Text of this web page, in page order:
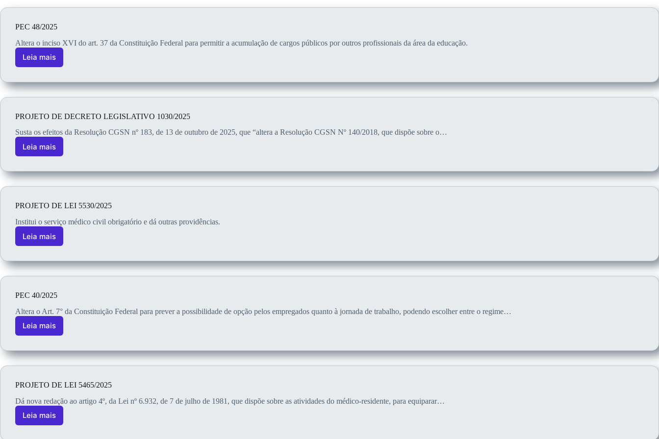
PEC 48/2025
Altera o inciso XVI do art. 37 da Constituição Federal para permitir a acumulação de cargos públicos por outros profissionais da área da educação.
Leia mais
PROJETO DE DECRETO LEGISLATIVO 1030/2025
Susta os efeitos da Resolução CGSN nº 183, de 13 de outubro de 2025, que “altera a Resolução CGSN Nº 140/2018, que dispõe sobre o…
Leia mais
PROJETO DE LEI 5530/2025
Institui o serviço médico civil obrigatório e dá outras providências.
Leia mais
PEC 40/2025
Altera o Art. 7° da Constituição Federal para prever a possibilidade de opção pelos empregados quanto à jornada de trabalho, podendo escolher entre o regime…
Leia mais
PROJETO DE LEI 5465/2025
Dá nova redação ao artigo 4º, da Lei nº 6.932, de 7 de julho de 1981, que dispõe sobre as atividades do médico-residente, para equiparar…
Leia mais